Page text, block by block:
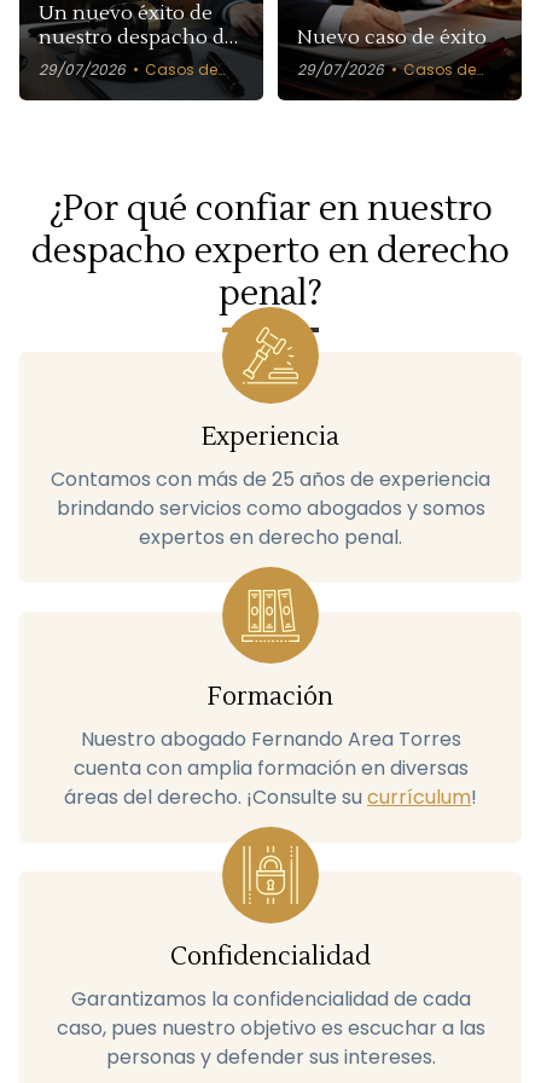
Un nuevo éxito de
nuestro despacho de
abogados
29/07/2026
Casos de
Nuevo caso de éxito
29/07/2026
Casos de
éxito
¿Por qué confiar en nuestro
despacho experto en derecho
penal?
Experiencia
Contamos con más de 25 años de experiencia
brindando servicios como abogados y somos
expertos en derecho penal.
Formación
Nuestro abogado Fernando Area Torres
cuenta con amplia formación en diversas
áreas del derecho. ¡Consulte su currículum!
Confidencialidad
Garantizamos la confidencialidad de cada
caso, pues nuestro objetivo es escuchar a las
personas y defender sus intereses.